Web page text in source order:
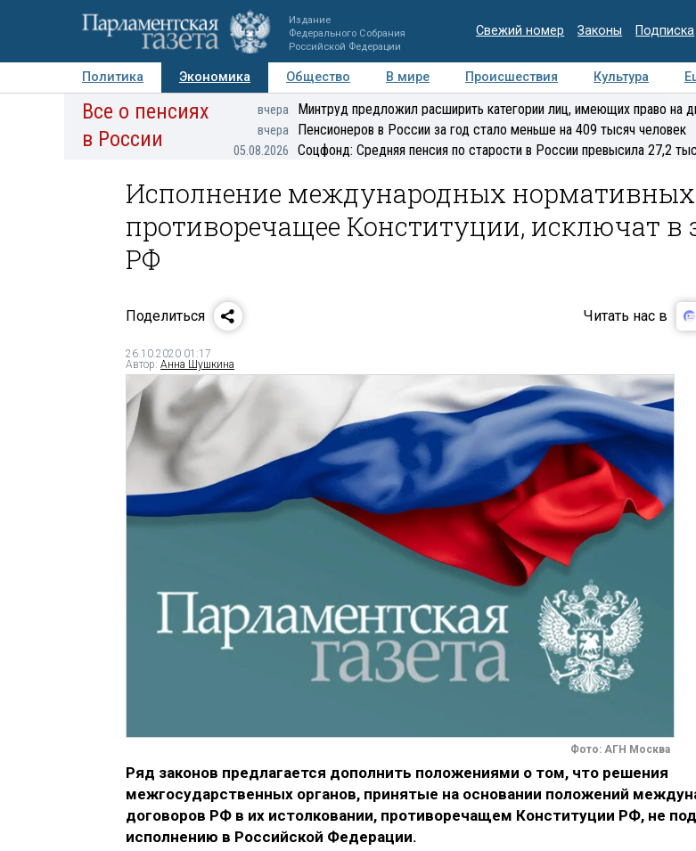
Издание
Федерального Собрания
Российской Федерации
Свежий номер Законы Подписка
Политика Экономика Общество В мире Происшествия Культура
Авторы Персоны Мнения Регионы Медиацентр Интервью
Все о пенсиях
в России
вчера Минтруд предложил расширить категории лиц, имеющих право на
вчера Пенсионеров в России за год стало меньше на 409 тысяч человек
05.08.2026 Соцфонд: Средняя пенсия по старости в России превысила 27,2
Исполнение международных нормативных
противоречащее Конституции, исключат в
РФ
Поделиться Читать нас в
26.10.2020 01:17
Автор: Анна Шушкина
Фото: АГН Москва
Ряд законов предлагается дополнить положениями о том, что решения
межгосударственных органов, принятые на основании положений
договоров РФ в их истолковании, противоречащем Конституции РФ, не
исполнению в Российской Федерации.